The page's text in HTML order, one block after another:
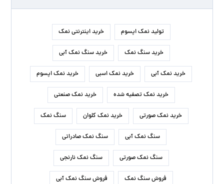
تولید نمک اپسوم خرید اینترنتی نمک
خرید سنگ نمک خرید سنگ نمک آبی
خرید نمک آبی خرید نمک اسبی خرید نمک اپسوم
خرید نمک تصفیه شده خرید نمک صنعتی
خرید نمک صورتی خرید نمک کلوان سنگ نمک
سنگ نمک آبی سنگ نمک صادراتی
سنگ نمک صورتی سنگ نمک نارنجی
فروش سنگ نمک فروش سنگ نمک آبی